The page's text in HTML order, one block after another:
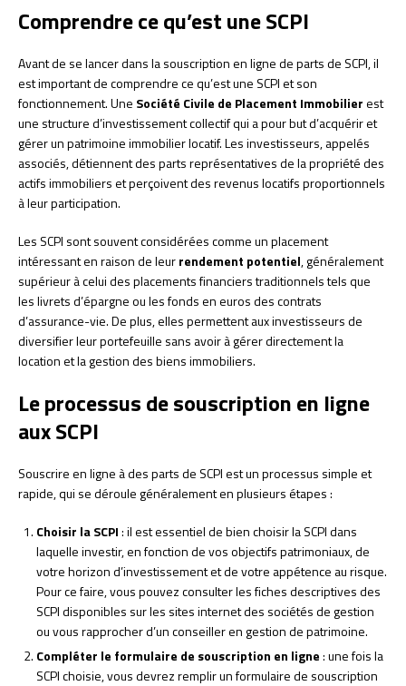
Comprendre ce qu’est une SCPI
Avant de se lancer dans la souscription en ligne de parts de SCPI, il
est important de comprendre ce qu’est une SCPI et son
fonctionnement. Une Société Civile de Placement Immobilierest
une structure d’investissement collectif qui a pour but d’acquérir et
gérer un patrimoine immobilier locatif. Les investisseurs, appelés
associés, détiennent des parts représentatives de la propriété des
actifs immobiliers et perçoivent des revenus locatifs proportionnels
à leur participation.
Les SCPI sont souvent considérées comme un placement
intéressant en raison de leurrendement potentiel, généralement
supérieur à celui des placements financiers traditionnels tels que
les livrets d’épargne ou les fonds en euros des contrats
d’assurance-vie. De plus, elles permettent aux investisseurs de
diversifier leur portefeuille sans avoir à gérer directement la
location et la gestion des biens immobiliers.
Le processus de souscription en ligne
aux SCPI
Souscrire en ligne à des parts de SCPI est un processus simple et
rapide, qui se déroule généralement en plusieurs étapes :
Choisir la SCPI: il est essentiel de bien choisir la SCPI dans
laquelle investir, en fonction de vos objectifs patrimoniaux, de
votre horizon d’investissement et de votre appétence au risque.
Pour ce faire, vous pouvez consulter les fiches descriptives des
SCPI disponibles sur les sites internet des sociétés de gestion
ou vous rapprocher d’un conseiller en gestion de patrimoine.
Compléter le formulaire de souscription en ligne: une fois la
SCPI choisie, vous devrez remplir un formulaire de souscription